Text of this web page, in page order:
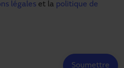
légales et la politique de